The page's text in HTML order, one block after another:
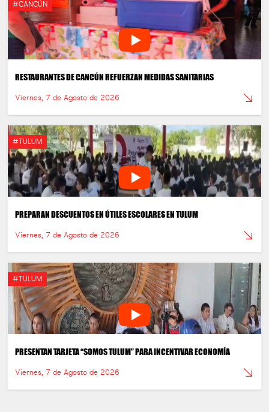
#CANCÚN
RESTAURANTES DE CANCÚN REFUERZAN MEDIDAS SANITARIAS
Viernes, 7 de Agosto de 2026
#TULUM
PREPARAN DESCUENTOS EN ÚTILES ESCOLARES EN TULUM
Viernes, 7 de Agosto de 2026
#TULUM
PRESENTAN TARJETA “SOMOS TULUM” PARA INCENTIVAR ECONOMÍA
Viernes, 7 de Agosto de 2026